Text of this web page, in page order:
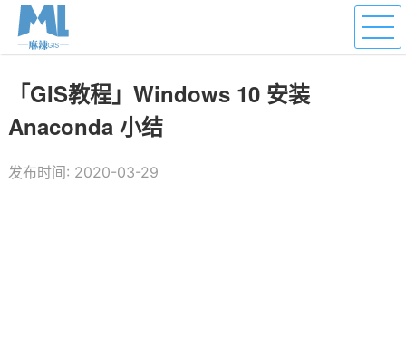
「GIS教程」Windows 10 安装
Anaconda 小结
发布时间: 2020-03-29